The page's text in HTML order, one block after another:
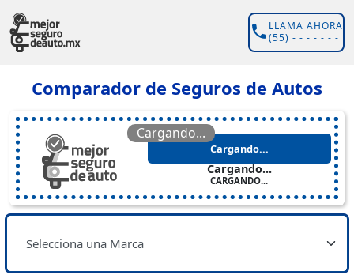
LLAMA AHORA
(55) - - - - - - -
Comparador de Seguros de Autos
Cargando...
Cargando...
Cargando...
CARGANDO...
Selecciona una Marca